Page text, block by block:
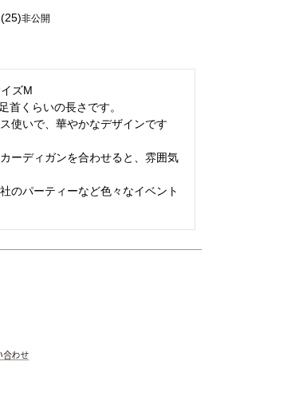
25 非公開
ズM
首くらいの長さです。
使いで、華やかなデザインです
ーディガンを合わせると、雰囲気
のパーティーなど色々なイベント